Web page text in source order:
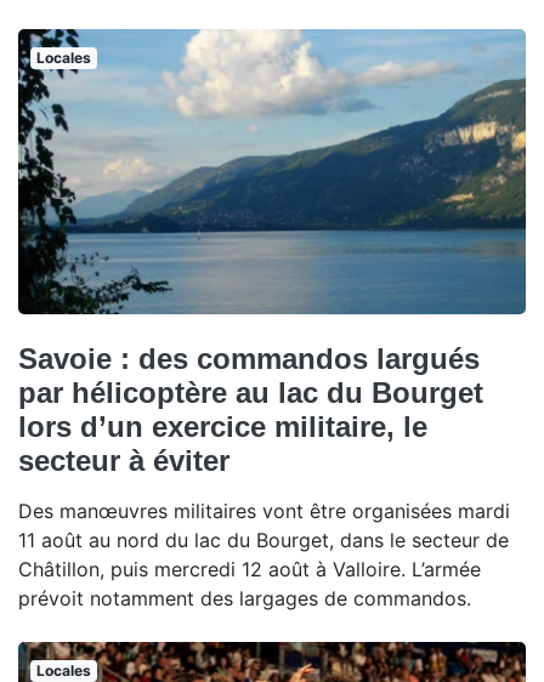
Locales
Savoie : des commandos largués
par hélicoptère au lac du Bourget
lors d’un exercice militaire, le
secteur à éviter
Des manœuvres militaires vont être organisées mardi
11 août au nord du lac du Bourget, dans le secteur de
Châtillon, puis mercredi 12 août à Valloire. L’armée
prévoit notamment des largages de commandos.
Locales